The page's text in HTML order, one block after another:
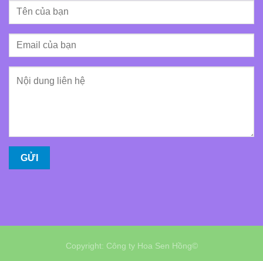
Copyright: Công ty Hoa Sen Hồng©